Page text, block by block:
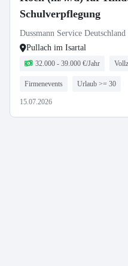
Schulverpflegung
Dussmann Service
Pullach im Isartal
32.000 - 39.000 €/Jahr
Firmenevents Urlaub >= 30
15.07.2026